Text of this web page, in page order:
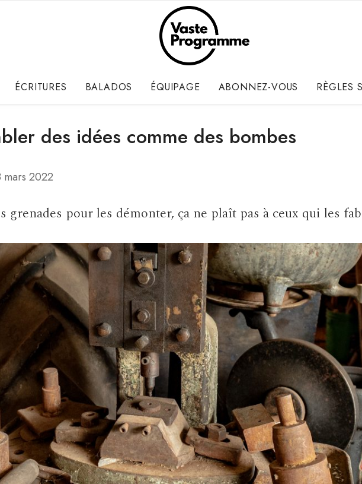
ÉCRITURES BALADOS ÉQUIPAGE ABONNEZ-VOUS RÈGLES
des idées comme des bombes
mars 2022
grenades pour les démonter, ça ne plaît pas à ceux qui les